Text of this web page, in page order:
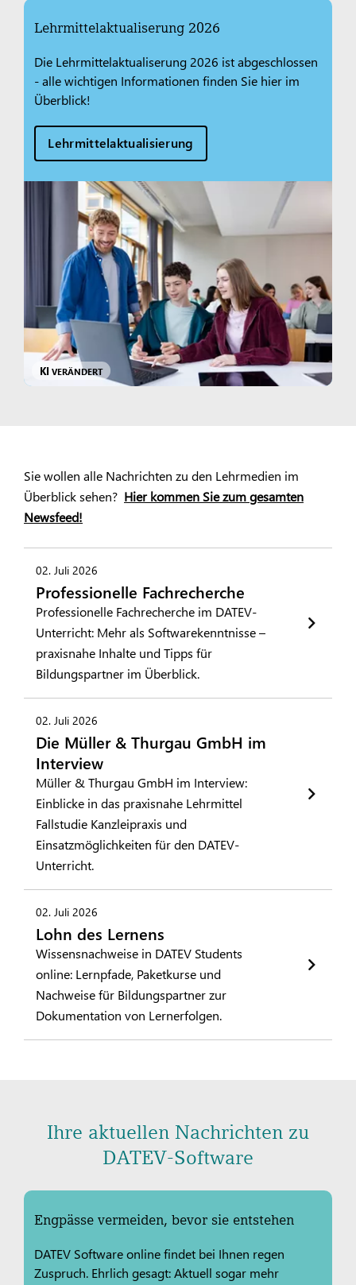
Lehrmittelaktualiserung 2026
Die Lehrmittelaktualiserung 2026 ist abgeschlossen
- alle wichtigen Informationen finden Sie hier im
Überblick!
Lehrmittelaktualisierung
KI VERÄNDERT
Sie wollen alle Nachrichten zu den Lehrmedien im
Überblick sehen? Hier kommen Sie zum gesamten
Newsfeed!
02. Juli 2026
Professionelle Fachrecherche
Professionelle Fachrecherche im DATEV-
Unterricht: Mehr als Softwarekenntnisse –
praxisnahe Inhalte und Tipps für
Bildungspartner im Überblick.
02. Juli 2026
Die Müller & Thurgau GmbH im
Interview
Müller & Thurgau GmbH im Interview:
Einblicke in das praxisnahe Lehrmittel
Fallstudie Kanzleipraxis und
Einsatzmöglichkeiten für den DATEV-
Unterricht.
02. Juli 2026
Lohn des Lernens
Wissensnachweise in DATEV Students
online: Lernpfade, Paketkurse und
Nachweise für Bildungspartner zur
Dokumentation von Lernerfolgen.
Ihre aktuellen Nachrichten zu
DATEV-Software
Engpässe vermeiden, bevor sie entstehen
DATEV Software online findet bei Ihnen regen
Zuspruch. Ehrlich gesagt: Aktuell sogar mehr